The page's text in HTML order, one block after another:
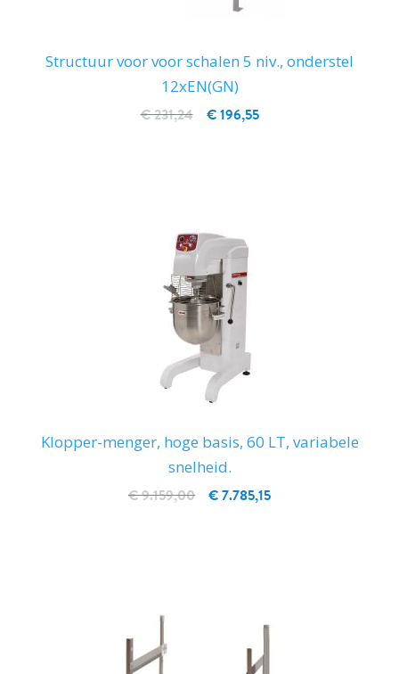
Structuur voor voor schalen 5 niv., onderstel
12xEN(GN)
€ 196,55
€ 231,24
Klopper-menger, hoge basis, 60 LT, variabele
snelheid.
€ 7.785,15
€ 9.159,00